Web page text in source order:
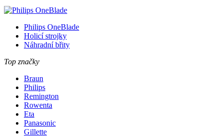
Philips OneBlade
Holicí strojky
Náhradní břity
Top značky
Braun
Philips
Remington
Rowenta
Eta
Panasonic
Gillette